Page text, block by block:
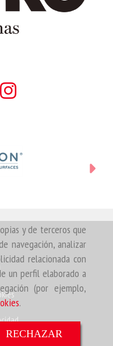
y de terceros que
navegación, analizar
relacionada con
un perfil elaborado a
(por ejemplo,
.
RECHAZAR